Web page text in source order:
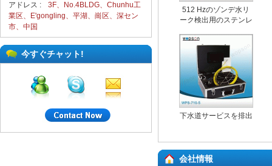
アドレス :
3F、No.4BLDG、Chunhu工
業区、E'gongling、平湖、崗区、深セン
市、中国
今すぐチャット!
512 Hzのゾンデ水リ
ーク検出用のステンレ
下水道サービスを排出
会社情報